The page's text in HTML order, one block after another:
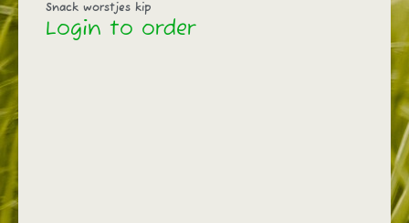
Snack worstjes kip
Login to order